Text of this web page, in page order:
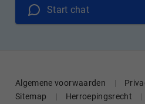
Start chat
Algemene voorwaarden
Sitemap
Herroepingsrecht